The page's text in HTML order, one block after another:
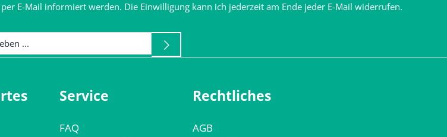
E-Mail informiert werden. Die Einwilligung kann ich jederzeit am Ende jeder E-Mail widerrufen.
Service
FAQ
Rechtliches
AGB